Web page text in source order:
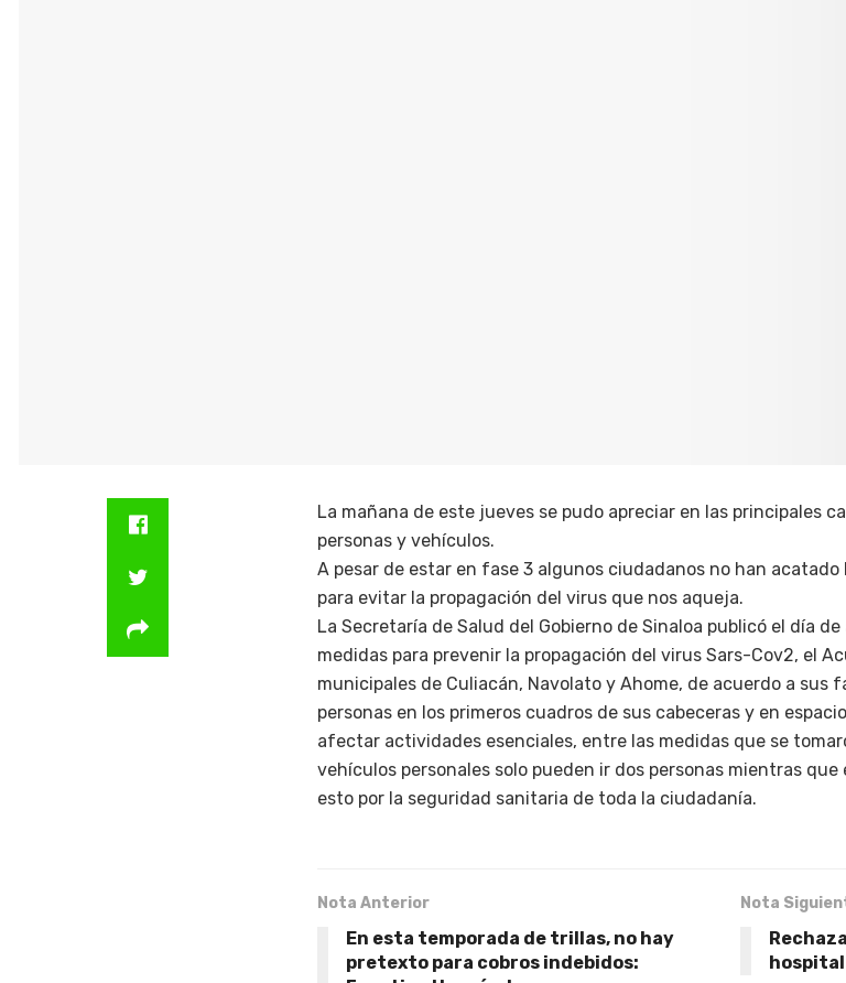
La mañana de este jueves se pudo apreciar en las principales
personas y vehículos.
A pesar de estar en fase 3 algunos ciudadanos no han
para evitar la propagación del virus que nos aqueja.
La Secretaría de Salud del Gobierno de Sinaloa publicó el día
medidas para prevenir la propagación del virus Sars-Cov2, el
municipales de Culiacán, Navolato y Ahome, de acuerdo a
personas en los primeros cuadros de sus cabeceras y en
afectar actividades esenciales, entre las medidas que se
vehículos personales solo pueden ir dos personas mientras
esto por la seguridad sanitaria de toda la ciudadanía.
Nota Anterior
En esta temporada de trillas, no hay
pretexto para cobros indebidos:
Nota